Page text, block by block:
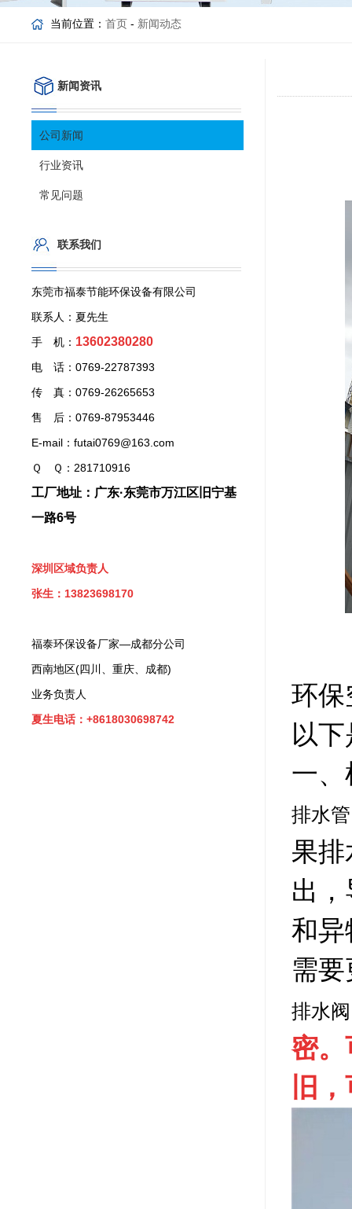
当前位置： 首页 - 新闻动态
环保
以
一
排水管
果
出
和异
需
排水阀
密。
旧
新闻资讯
公司新闻
行业资讯
常见问题
联系我们
东莞市福泰节能环保设备有限公司
联系人：夏先生
手 机： 13602380280
电 话：0769-22787393
传 真：0769-26265653
售 后：0769-87953446
E-mail：futai0769@163.com
Ｑ Ｑ：281710916
工厂地址：广东·东莞市万江区旧宁基
一路6号
深圳区域负责人
张生：13823698170
福泰环保设备厂家—成都分公司
西南地区(四川、重庆、成都)
业务负责人
夏生电话：+8618030698742